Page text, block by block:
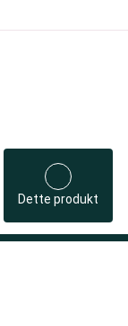
Dette produkt